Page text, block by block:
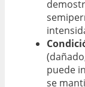
puede
se